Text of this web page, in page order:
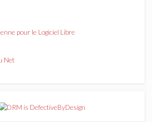
pour le Logiciel Libre
Net